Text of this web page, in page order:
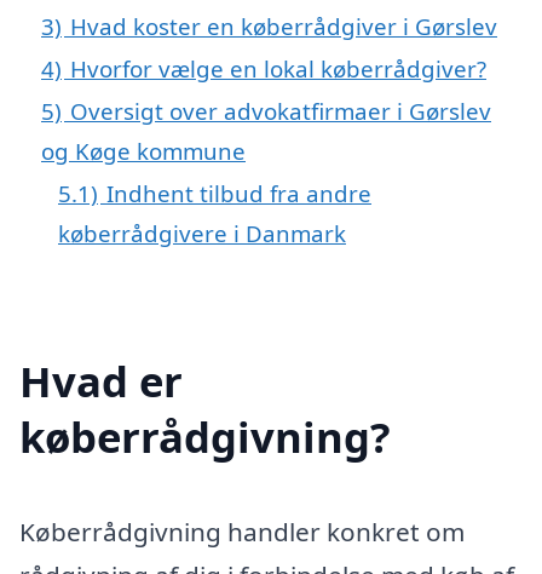
3) Hvad koster en køberrådgiver i Gørslev
4) Hvorfor vælge en lokal køberrådgiver?
5) Oversigt over advokatfirmaer i Gørslev
og Køge kommune
5.1) Indhent tilbud fra andre
køberrådgivere i Danmark
Hvad er
køberrådgivning?
Køberrådgivning handler konkret om